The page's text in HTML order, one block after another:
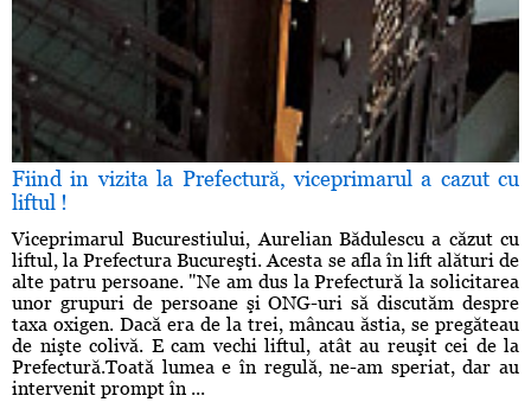
Fiind in vizita la Prefectură, viceprimarul a cazut cu
liftul !
Viceprimarul Bucurestiului, Aurelian Bădulescu a căzut cu
liftul, la Prefectura Bucureşti. Acesta se afla în lift alături de
alte patru persoane. "Ne am dus la Prefectură la solicitarea
unor grupuri de persoane şi ONG-uri să discutăm despre
taxa oxigen. Dacă era de la trei, mâncau ăstia, se pregăteau
de nişte colivă. E cam vechi liftul, atât au reuşit cei de la
Prefectură.Toată lumea e în regulă, ne-am speriat, dar au
intervenit prompt în ...